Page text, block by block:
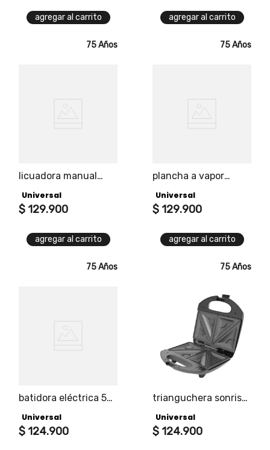
agregar al carrito
fácilmente.
agregar al carrito
75 Años
licuadora manual
velocidades universal
Universal
$ 129.900
agregar al carrito
75 Años
plancha a vapor
Universal
$ 129.900
agregar al carrito
75 Años
batidora eléctrica 5
blanca
Universal
$ 124.900
75 Años
trianguchera sonrisa
alegría, regala
sonrisas.
Universal
$ 124.900